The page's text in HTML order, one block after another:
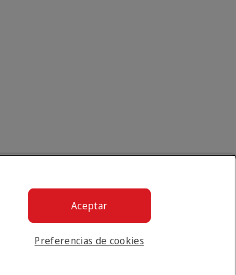
Preferencias de cookies
Aceptar